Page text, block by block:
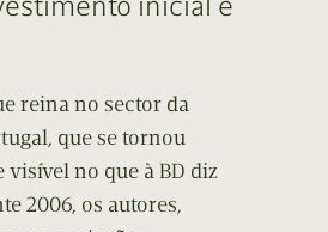
reina no sector da
que se tornou
visível no que à BD diz
2006, os autores,